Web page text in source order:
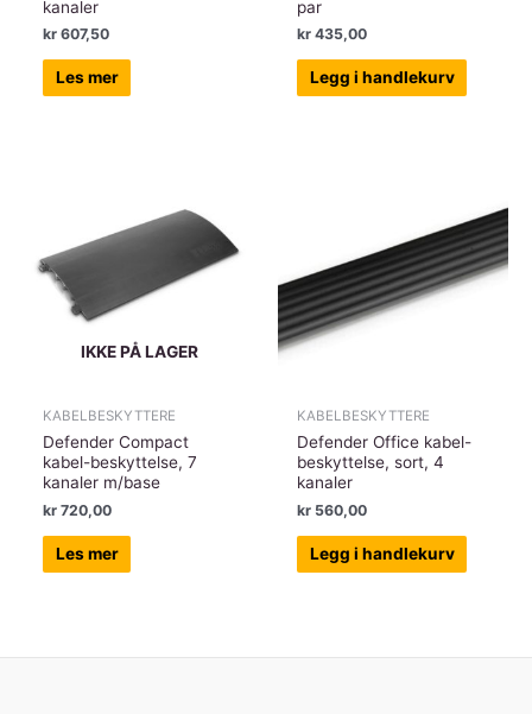
kanaler
kr 607,50
Les mer
par
kr 435,00
Legg i handlekurv
IKKE PÅ LAGER
KABELBESKYTTERE
Defender Compact
kabel-beskyttelse, 7
kanaler m/base
kr 720,00
Les mer
KABELBESKYTTERE
Defender Office kabel-
beskyttelse, sort, 4
kanaler
kr 560,00
Legg i handlekurv